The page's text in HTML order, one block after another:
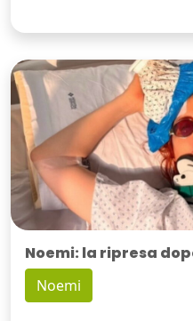
Noemi: la ripresa
Noemi